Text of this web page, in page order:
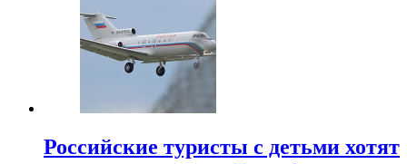
Российские туристы с детьми хотят